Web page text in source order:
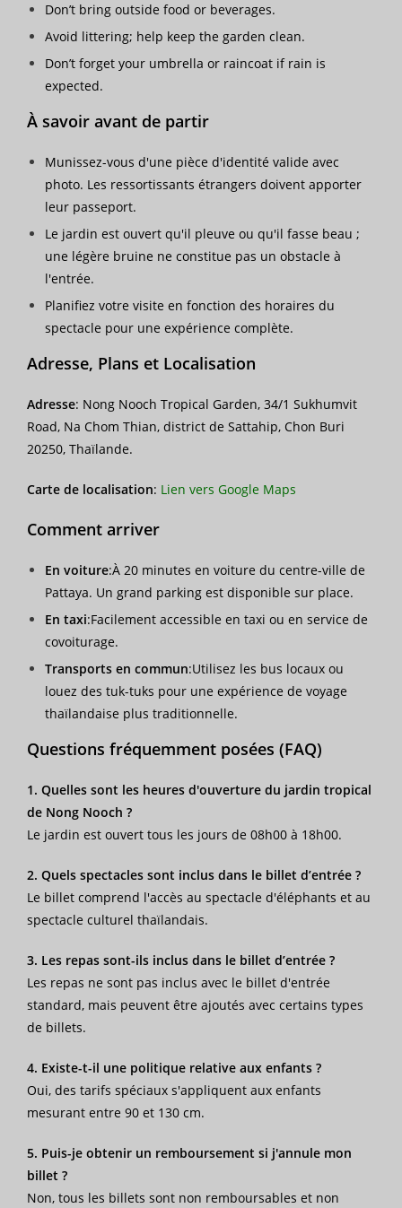
Don’t bring outside food or beverages.
Avoid littering; help keep the garden clean.
Don’t forget your umbrella or raincoat if rain is
expected.
À savoir avant de partir
Munissez-vous d'une pièce d'identité valide avec
photo. Les ressortissants étrangers doivent apporter
leur passeport.
Le jardin est ouvert qu'il pleuve ou qu'il fasse beau ;
une légère bruine ne constitue pas un obstacle à
l'entrée.
Planifiez votre visite en fonction des horaires du
spectacle pour une expérience complète.
Adresse, Plans et Localisation
Adresse: Nong Nooch Tropical Garden, 34/1 Sukhumvit
Road, Na Chom Thian, district de Sattahip, Chon Buri
20250, Thaïlande.
Carte de localisation: Lien vers Google Maps
Comment arriver
En voiture:À 20 minutes en voiture du centre-ville de
Pattaya. Un grand parking est disponible sur place.
En taxi:Facilement accessible en taxi ou en service de
covoiturage.
Transports en commun:Utilisez les bus locaux ou
louez des tuk-tuks pour une expérience de voyage
thaïlandaise plus traditionnelle.
Questions fréquemment posées (FAQ)
1. Quelles sont les heures d'ouverture du jardin tropical
de Nong Nooch ?
Le jardin est ouvert tous les jours de 08h00 à 18h00.
2. Quels spectacles sont inclus dans le billet d’entrée ?
Le billet comprend l'accès au spectacle d'éléphants et au
spectacle culturel thaïlandais.
3. Les repas sont-ils inclus dans le billet d’entrée ?
Les repas ne sont pas inclus avec le billet d'entrée
standard, mais peuvent être ajoutés avec certains types
de billets.
4. Existe-t-il une politique relative aux enfants ?
Oui, des tarifs spéciaux s'appliquent aux enfants
mesurant entre 90 et 130 cm.
5. Puis-je obtenir un remboursement si j'annule mon
billet ?
Non, tous les billets sont non remboursables et non